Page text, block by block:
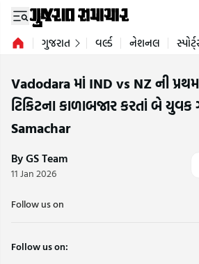
ગુજરાત વર્લ્ડ નેશનલ
Vadodara માં IND vs NZ ની
ટિકિટના કાળાબજાર કરતાં બે
Samachar
By GS Team
11 Jan 2026
Follow us on
Follow us on: